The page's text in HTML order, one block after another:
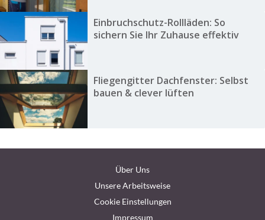
Einbruchschutz-Rollläden: So
sichern Sie Ihr Zuhause effektiv
Fliegengitter Dachfenster: Selbst
bauen & clever lüften
Über Uns
Unsere Arbeitsweise
Cookie Einstellungen
Impressum